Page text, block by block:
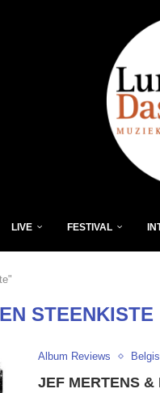
LIVE FESTIVAL
STEENKISTE
Album Reviews
JEF MERTENS